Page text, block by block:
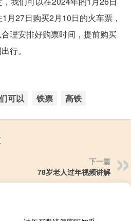
月27日购买2月10日的火车票，
理安排好购票时间，提前购买
行。
可以 铁票 高铁
下一篇
78岁老人过年视频讲解